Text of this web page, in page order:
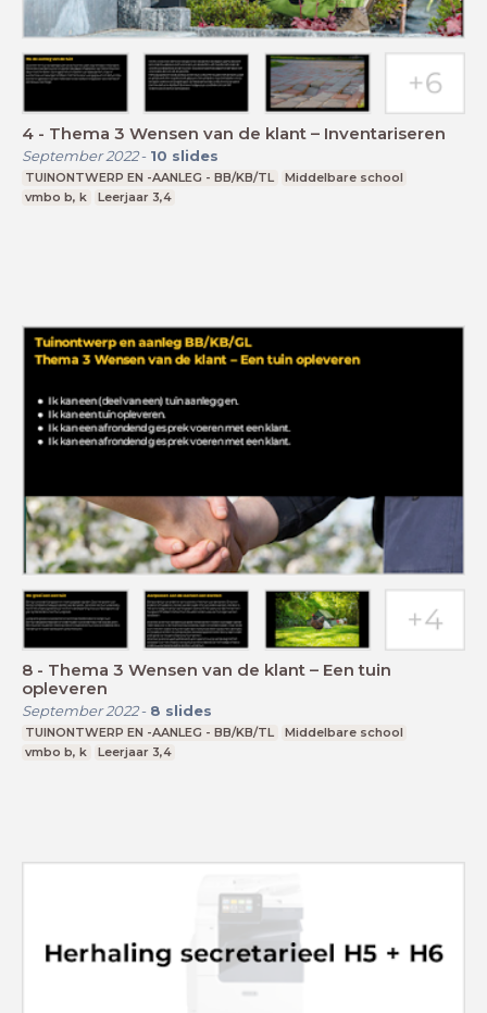
4 - Thema 3 Wensen van de klant – Inventariseren
September 2022- 10 slides
TUINONTWERP EN -AANLEG - BB/KB/TL
Middelbare school
vmbo b, k
Leerjaar 3,4
8 - Thema 3 Wensen van de klant – Een tuin
opleveren
September 2022- 8 slides
TUINONTWERP EN -AANLEG - BB/KB/TL
Middelbare school
vmbo b, k
Leerjaar 3,4